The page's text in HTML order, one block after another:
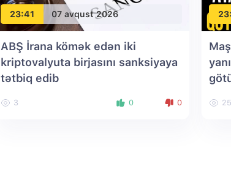
23:41 07 avqust 2026
ABŞ İrana kömək edən iki
kriptovalyuta birjasını sanksiyaya
tətbiq edib
3 0 0 25